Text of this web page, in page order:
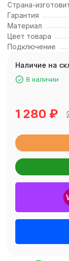
Страна-
Гарантия
Материал
Цвет товара
Подключение
Наличие на
В наличии
1 280 ₽